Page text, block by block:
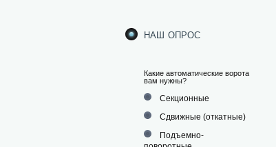
наш опрос
Какие автоматические ворота
вам нужны?
Секционные
Сдвижные (откатные)
Подъемно-